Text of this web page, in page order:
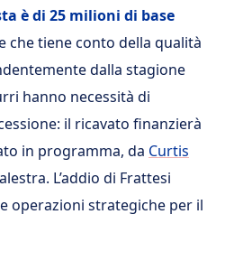
è di 25 milioni di base
che tiene conto della qualità
dalla stagione
hanno necessità di
il ricavato finanzierà
in programma, da Curtis
L’addio di Frattesi
operazioni strategiche per il